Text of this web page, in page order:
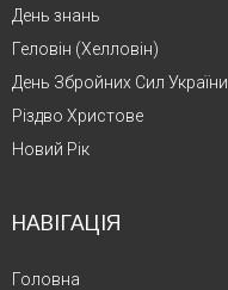
День знань
Геловін (Хелловін)
День Збройних Сил України
Різдво Христове
Новий Рік
НАВІГАЦІЯ
Головна